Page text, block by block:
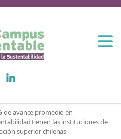
LinkedIn
de avance promedio en
tienen las instituciones de
superior chilenas